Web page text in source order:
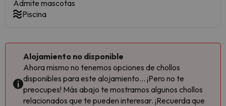
Admite mascotas
Piscina
Alojamiento no disponible
Ahora mismo no tenemos opciones de chollos
disponibles para este alojamiento... ¡Pero no te
preocupes! Más abajo te mostramos algunos chollos
relacionados que te pueden interesar. ¡Recuerda que